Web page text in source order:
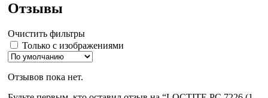
Отзывы
Очистить фильтры
Только с изображениями
Отзывов пока нет.